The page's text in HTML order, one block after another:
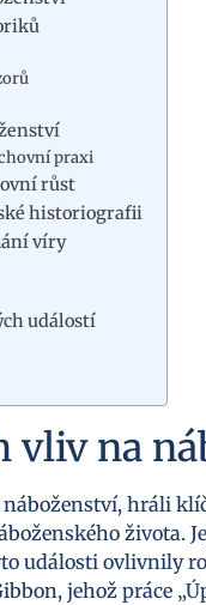
praxi
růst
historiografii
víry
událostí
vliv na
hráli
života.
události ovlivnily
jehož práce